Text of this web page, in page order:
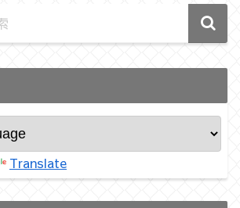
Translate